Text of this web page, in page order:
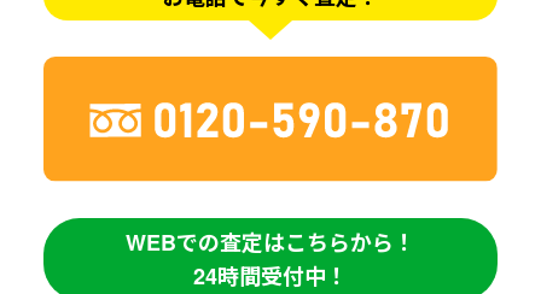
WEBでの査定はこちらから！
24時間受付中！